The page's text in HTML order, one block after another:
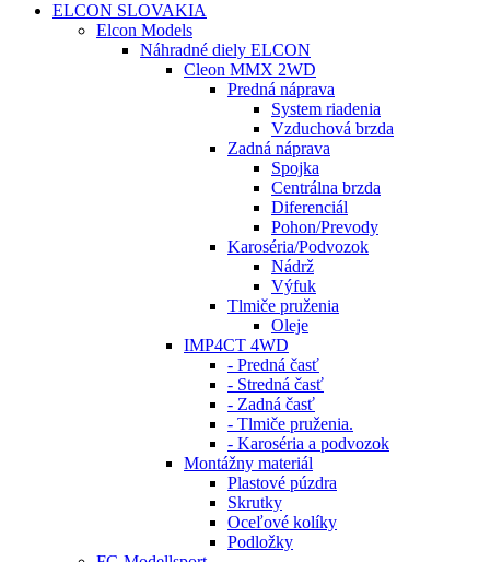
ELCON SLOVAKIA
Elcon Models
Náhradné diely ELCON
Cleon MMX 2WD
Predná náprava
System riadenia
Vzduchová brzda
Zadná náprava
Spojka
Centrálna brzda
Diferenciál
Pohon/Prevody
Karoséria/Podvozok
Nádrž
Výfuk
Tlmiče pruženia
Oleje
IMP4CT 4WD
- Predná časť
- Stredná časť
- Zadná časť
- Tlmiče pruženia.
- Karoséria a podvozok
Montážny materiál
Plastové púzdra
Skrutky
Oceľové kolíky
Podložky